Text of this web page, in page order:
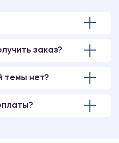
заказ?
темы нет?